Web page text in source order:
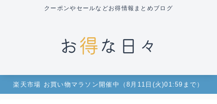
クーポンやセールなどお得情報まとめブログ
楽天市場 お買い物マラソン開催中（8月11日(火)01:59まで）